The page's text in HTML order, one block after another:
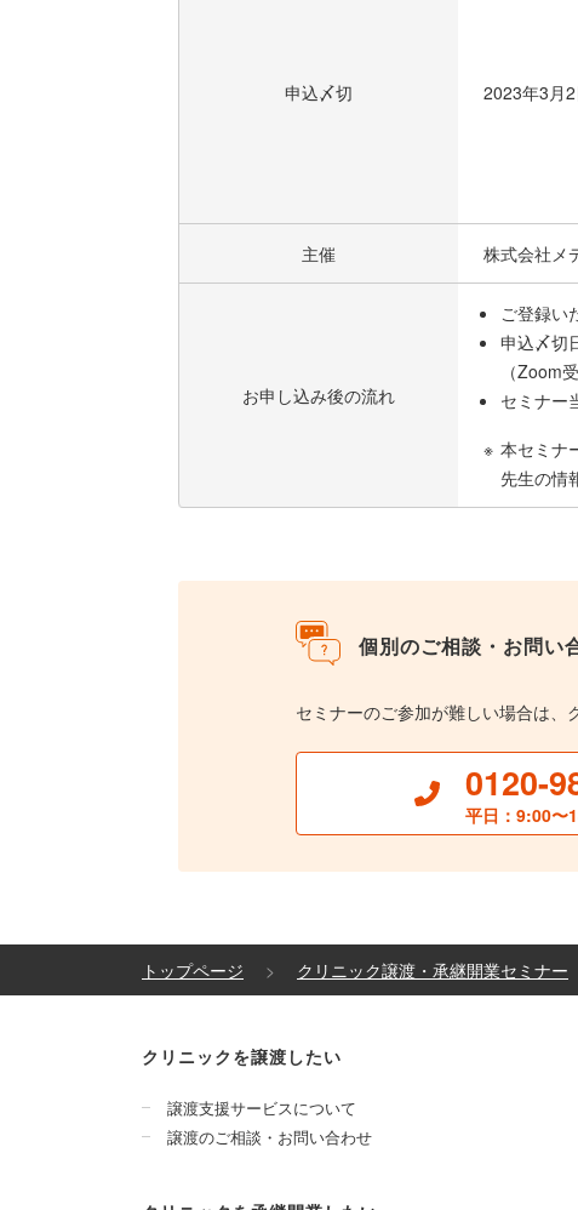
申込〆切 2023年3月
主催 株式会社メ
お申し込み後の流れ
ご登録い
申込〆切
（Zoom
セミナー
本セミナ
先生の情
個別のご相談・お問い
セミナーのご参加が難しい場合は、
0120-
平日：9:00〜
トップページ クリニック譲渡・承継開業セミナー
クリニックを譲渡したい
譲渡支援サービスについて
譲渡のご相談・お問い合わせ